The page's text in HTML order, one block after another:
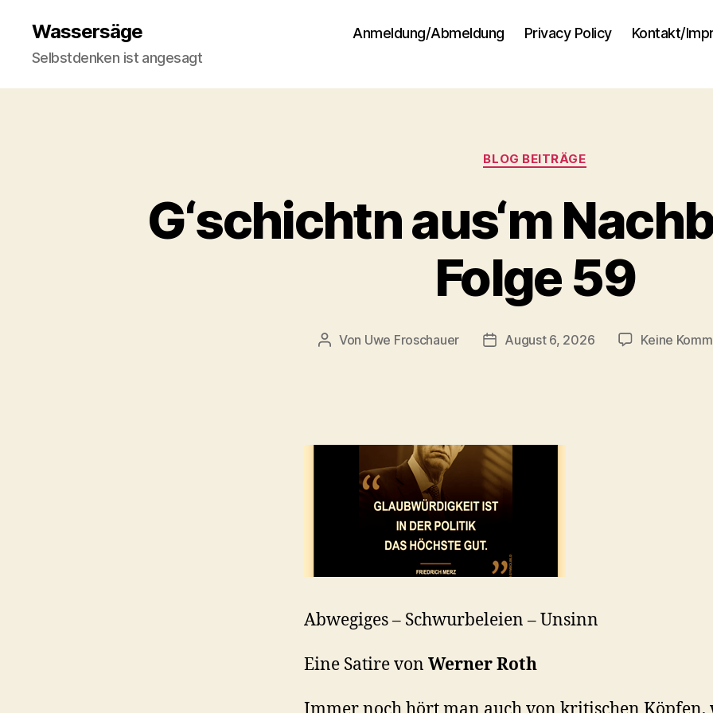
Wassersäge
Selbstdenken ist angesagt
Anmeldung/Abmeldung Privacy Policy Kontakt/
Kategorien
BLOG BEITRÄGE
G‘schichtn aus‘m
Folge 59
Beitragsautor
Von Uwe Froschauer Beitragsdatum
August 6, 2026 Keine
Abwegiges – Schwurbeleien – Unsinn
Eine Satire von Werner Roth